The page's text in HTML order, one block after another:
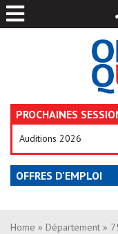
PROCHAINES
Auditions 2026
OFFRES D'EMPLOI
Aller
au
Home » Département »